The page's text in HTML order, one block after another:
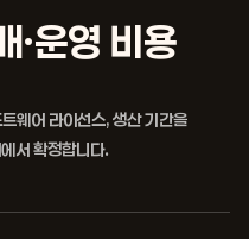
·운영 비용
웨어 라이선스, 생산 기간을
서 확정합니다.